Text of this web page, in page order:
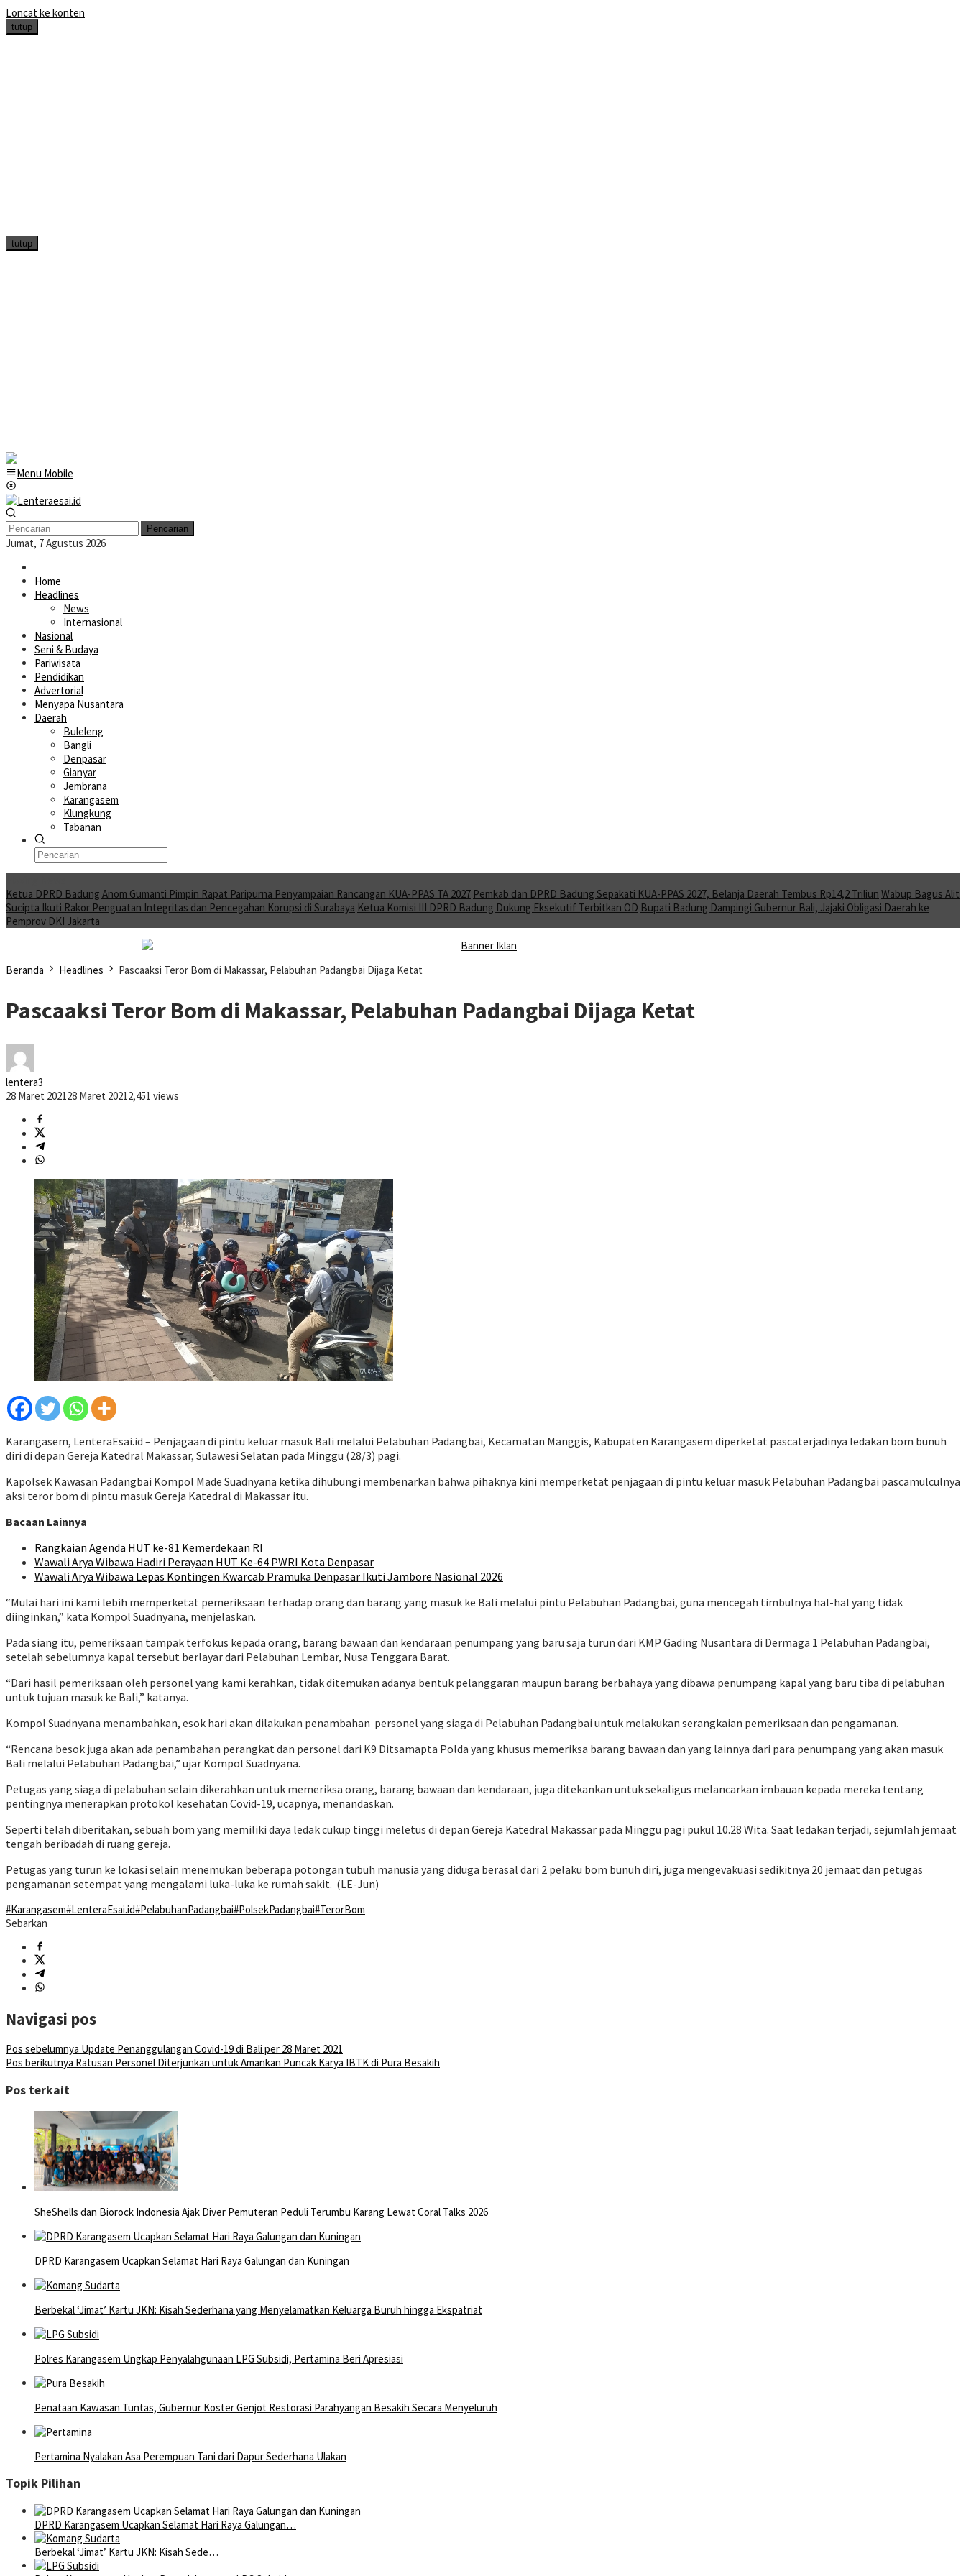
Loncat ke konten
tutup
tutup
Menu Mobile
Pencarian
Jumat, 7 Agustus 2026
Home
Headlines
News
Internasional
Nasional
Seni & Budaya
Pariwisata
Pendidikan
Advertorial
Menyapa Nusantara
Daerah
Buleleng
Bangli
Denpasar
Gianyar
Jembrana
Karangasem
Klungkung
Tabanan
Ketua DPRD Badung Anom Gumanti Pimpin Rapat Paripurna Penyampaian Rancangan KUA-PPAS TA 2027 Pemkab dan DPRD Badung Sepakati KUA-PPAS 2027, Belanja Daerah Tembus Rp14,2 Triliun Wabup Bagus Alit
Sucipta Ikuti Rakor Penguatan Integritas dan Pencegahan Korupsi di Surabaya Ketua Komisi III DPRD Badung Dukung Eksekutif Terbitkan OD Bupati Badung Dampingi Gubernur Bali, Jajaki Obligasi Daerah ke
Pemprov DKI Jakarta
Beranda Headlines Pascaaksi Teror Bom di Makassar, Pelabuhan Padangbai Dijaga Ketat
Pascaaksi Teror Bom di Makassar, Pelabuhan Padangbai Dijaga Ketat
lentera3
28 Maret 202128 Maret 20212,451 views
Karangasem, LenteraEsai.id – Penjagaan di pintu keluar masuk Bali melalui Pelabuhan Padangbai, Kecamatan Manggis, Kabupaten Karangasem diperketat pascaterjadinya ledakan bom bunuh
diri di depan Gereja Katedral Makassar, Sulawesi Selatan pada Minggu (28/3) pagi.
Kapolsek Kawasan Padangbai Kompol Made Suadnyana ketika dihubungi membenarkan bahwa pihaknya kini memperketat penjagaan di pintu keluar masuk Pelabuhan Padangbai pascamulculnya
aksi teror bom di pintu masuk Gereja Katedral di Makassar itu.
Bacaan Lainnya
Rangkaian Agenda HUT ke-81 Kemerdekaan RI
Wawali Arya Wibawa Hadiri Perayaan HUT Ke-64 PWRI Kota Denpasar
Wawali Arya Wibawa Lepas Kontingen Kwarcab Pramuka Denpasar Ikuti Jambore Nasional 2026
“Mulai hari ini kami lebih memperketat pemeriksaan terhadap orang dan barang yang masuk ke Bali melalui pintu Pelabuhan Padangbai, guna mencegah timbulnya hal-hal yang tidak
diinginkan,” kata Kompol Suadnyana, menjelaskan.
Pada siang itu, pemeriksaan tampak terfokus kepada orang, barang bawaan dan kendaraan penumpang yang baru saja turun dari KMP Gading Nusantara di Dermaga 1 Pelabuhan Padangbai,
setelah sebelumnya kapal tersebut berlayar dari Pelabuhan Lembar, Nusa Tenggara Barat.
“Dari hasil pemeriksaan oleh personel yang kami kerahkan, tidak ditemukan adanya bentuk pelanggaran maupun barang berbahaya yang dibawa penumpang kapal yang baru tiba di pelabuhan
untuk tujuan masuk ke Bali,” katanya.
Kompol Suadnyana menambahkan, esok hari akan dilakukan penambahan personel yang siaga di Pelabuhan Padangbai untuk melakukan serangkaian pemeriksaan dan pengamanan.
“Rencana besok juga akan ada penambahan perangkat dan personel dari K9 Ditsamapta Polda yang khusus memeriksa barang bawaan dan yang lainnya dari para penumpang yang akan masuk
Bali melalui Pelabuhan Padangbai,” ujar Kompol Suadnyana.
Petugas yang siaga di pelabuhan selain dikerahkan untuk memeriksa orang, barang bawaan dan kendaraan, juga ditekankan untuk sekaligus melancarkan imbauan kepada mereka tentang
pentingnya menerapkan protokol kesehatan Covid-19, ucapnya, menandaskan.
Seperti telah diberitakan, sebuah bom yang memiliki daya ledak cukup tinggi meletus di depan Gereja Katedral Makassar pada Minggu pagi pukul 10.28 Wita. Saat ledakan terjadi, sejumlah jemaat
tengah beribadah di ruang gereja.
Petugas yang turun ke lokasi selain menemukan beberapa potongan tubuh manusia yang diduga berasal dari 2 pelaku bom bunuh diri, juga mengevakuasi sedikitnya 20 jemaat dan petugas
pengamanan setempat yang mengalami luka-luka ke rumah sakit. (LE-Jun)
#Karangasem#LenteraEsai.id#PelabuhanPadangbai#PolsekPadangbai#TerorBom
Sebarkan
Navigasi pos
Pos sebelumnya Update Penanggulangan Covid-19 di Bali per 28 Maret 2021
Pos berikutnya Ratusan Personel Diterjunkan untuk Amankan Puncak Karya IBTK di Pura Besakih
Pos terkait
SheShells dan Biorock Indonesia Ajak Diver Pemuteran Peduli Terumbu Karang Lewat Coral Talks 2026
DPRD Karangasem Ucapkan Selamat Hari Raya Galungan dan Kuningan
Berbekal ‘Jimat’ Kartu JKN: Kisah Sederhana yang Menyelamatkan Keluarga Buruh hingga Ekspatriat
Polres Karangasem Ungkap Penyalahgunaan LPG Subsidi, Pertamina Beri Apresiasi
Penataan Kawasan Tuntas, Gubernur Koster Genjot Restorasi Parahyangan Besakih Secara Menyeluruh
Pertamina Nyalakan Asa Perempuan Tani dari Dapur Sederhana Ulakan
Topik Pilihan
DPRD Karangasem Ucapkan Selamat Hari Raya Galungan…
Berbekal ‘Jimat’ Kartu JKN: Kisah Sede…